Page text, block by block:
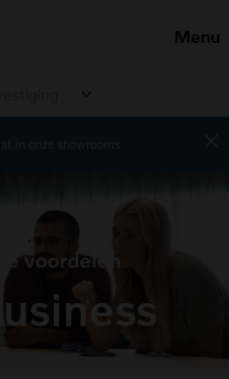
Menu
in onze showrooms
voordelen
u en voor ons